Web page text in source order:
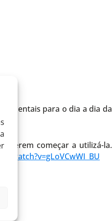
para o dia a dia da
começar a utilizá-la.
watch?v=gLoVCwWI_BU